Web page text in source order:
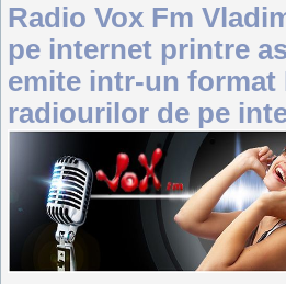
Radio Vox Fm
pe internet printre
emite intr-un format
radiourilor de pe